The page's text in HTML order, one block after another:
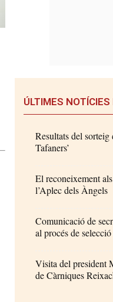
ÚLTIMES NOTÍCIES
Resultats del
Tafaners’
El reconeixement
l’Aplec dels Àngels
Comunicació de
al procés de
Visita del president
de Càrniques